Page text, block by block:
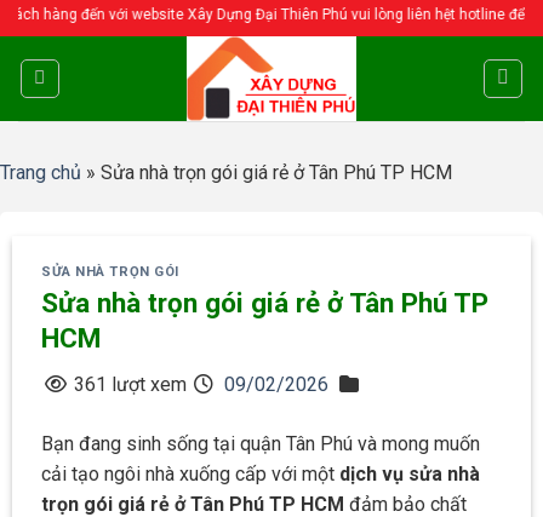
Skip
to
content
website Xây Dựng Đại Thiên Phú vui lòng liên hệt hotline để được tư vấn chi
Trang chủ » Sửa nhà trọn gói giá rẻ ở Tân Phú TP HCM
SỬA NHÀ TRỌN GÓI
Sửa nhà trọn gói giá rẻ ở Tân Phú TP
HCM
361 lượt xem 09/02/2026
Bạn đang sinh sống tại quận Tân Phú và mong muốn
cải tạo ngôi nhà xuống cấp với một dịch vụ sửa nhà
trọn gói giá rẻ ở Tân Phú TP HCM đảm bảo chất